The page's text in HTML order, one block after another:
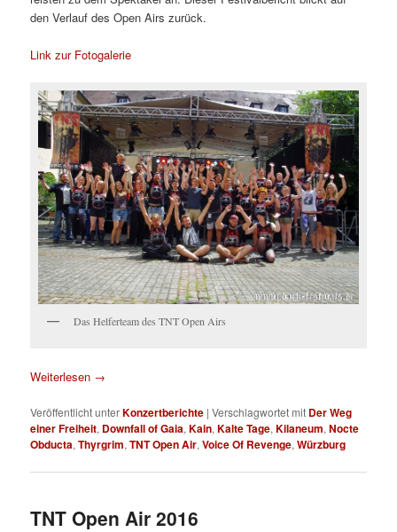
den Verlauf des Open Airs zurück.
Link zur Fotogalerie
Das Helferteam des TNT Open Airs
Weiterlesen →
Veröffentlicht unterKonzertberichte |Verschlagwortet mit Der Weg
einer Freiheit, Downfall of Gaia,Kain,Kalte Tage,Kilaneum,Nocte
Obducta,Thyrgrim,TNT Open Air,Voice Of Revenge,Würzburg
TNT Open Air 2016